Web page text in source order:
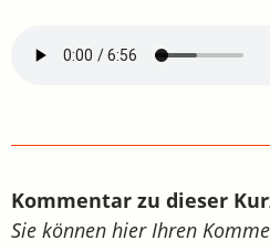
Kommentar zu dieser
Sie können hier Ihren